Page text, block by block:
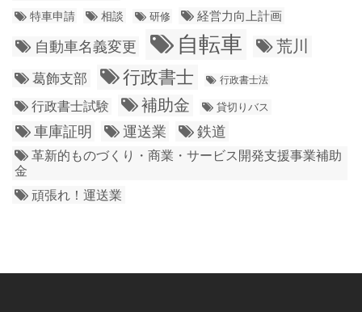
特車申請
相談 研修 経営力向上計画
自動車名義変更 自転車 荒川
葛飾支部 行政書士 行政書士法
行政書士試験 補助金 貸切りバス
車庫証明 運送業 鉄道
革新的ものづくり・商業・サービス開発支援事業補助
金
頑張れ！運送業